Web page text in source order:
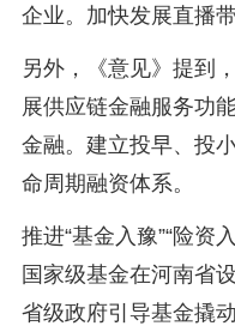
企业。加快发展直播
另外，《意见》提到
展供应链金融服务功
金融。建立投早、投
命周期融资体系。
推进“基金入豫”“险资
国家级基金在河南省
省级政府引导基金撬